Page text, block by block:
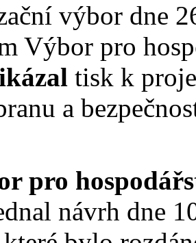
výbor dne
Výbor pro
tisk k
a
pro
návrh dne